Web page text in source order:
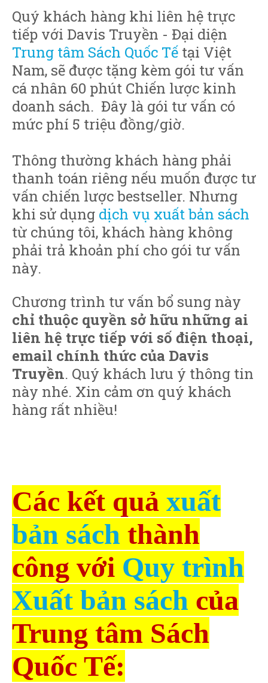
Quý khách hàng khi liên hệ trực
tiếp với Davis Truyền - Đại diện
Trung tâm Sách Quốc Tế tại Việt
Nam, sẽ được tặng kèm gói tư vấn
cá nhân 60 phút Chiến lược kinh
doanh sách. Đây là gói tư vấn có
mức phí 5 triệu đồng/giờ.
Thông thường khách hàng phải
thanh toán riêng nếu muốn được tư
vấn chiến lược bestseller. Nhưng
khi sử dụng dịch vụ xuất bản sách
từ chúng tôi, khách hàng không
phải trả khoản phí cho gói tư vấn
này.
Chương trình tư vấn bổ sung này
chỉ thuộc quyền sở hữu những ai
liên hệ trực tiếp với số điện thoại,
email chính thức của Davis
Truyền. Quý khách lưu ý thông tin
này nhé. Xin cảm ơn quý khách
hàng rất nhiều!
Các kết quả xuất
bản sách thành
công với Quy trình
Xuất bản sách của
Trung tâm Sách
Quốc Tế: